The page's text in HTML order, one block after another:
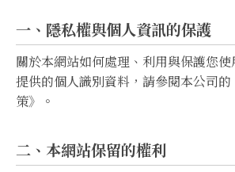
一、隱私權與個人資訊的保護
關於本網站如何處理、利用與保護您
提供的個人識別資料，請參閱本公司
策》。
二、本網站保留的權利